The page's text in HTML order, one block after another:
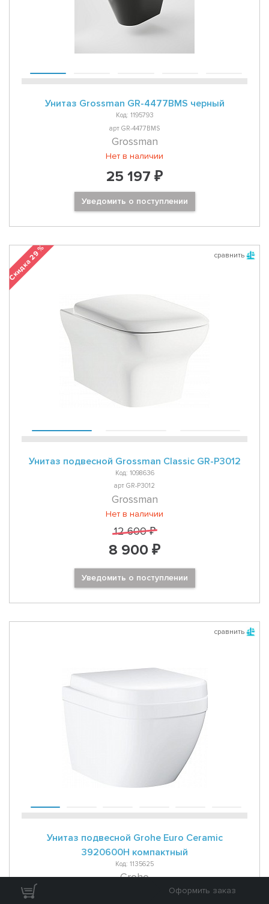
Унитаз Grossman GR-4477BMS черный
Код: 1195793
арт GR-4477BMS
Grossman
Нет в наличии
25 197 ₽
Уведомить о поступлении
сравнить
Скидка 29 %
Унитаз подвесной Grossman Classic GR-P3012
Код: 1098636
арт GR-P3012
Grossman
Нет в наличии
12 600 ₽
8 900 ₽
Уведомить о поступлении
сравнить
Унитаз подвесной Grohe Euro Ceramic
3920600H компактный
Код: 1135625
Grohe
Оформить заказ